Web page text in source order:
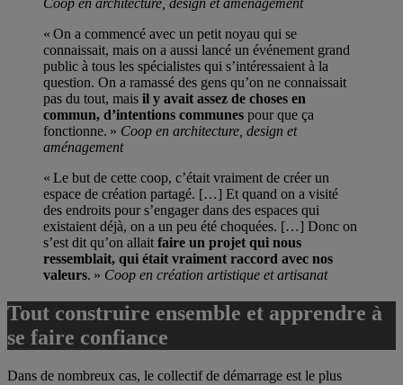
Coop en architecture, design et aménagement
« On a commencé avec un petit noyau qui se
connaissait, mais on a aussi lancé un événement grand
public à tous les spécialistes qui s’intéressaient à la
question. On a ramassé des gens qu’on ne connaissait
pas du tout, mais il y avait assez de choses en
commun, d’intentions communes pour que ça
fonctionne. » Coop en architecture, design et
aménagement
« Le but de cette coop, c’était vraiment de créer un
espace de création partagé. […] Et quand on a visité
des endroits pour s’engager dans des espaces qui
existaient déjà, on a un peu été choquées. […] Donc on
s’est dit qu’on allaitfaire un projet qui nous
ressemblait, qui était vraiment raccord avec nos
valeurs. » Coop en création artistique et artisanat
Tout construire ensemble et apprendre à
se faire confiance
Dans de nombreux cas, le collectif de démarrage est le plus